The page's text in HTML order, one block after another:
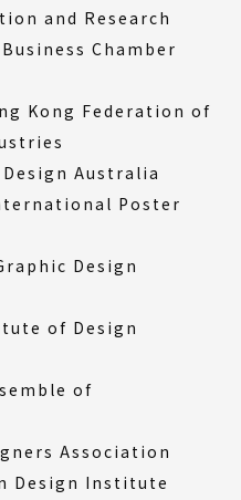
and Research
Business Chamber
Kong Federation of
Design Australia
International Poster
Design
of Design
of
Association
Design Institute